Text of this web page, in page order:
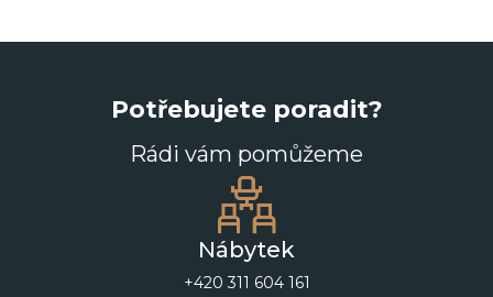
Potřebujete poradit?
Rádi vám pomůžeme
Nábytek
+420 311 604 161